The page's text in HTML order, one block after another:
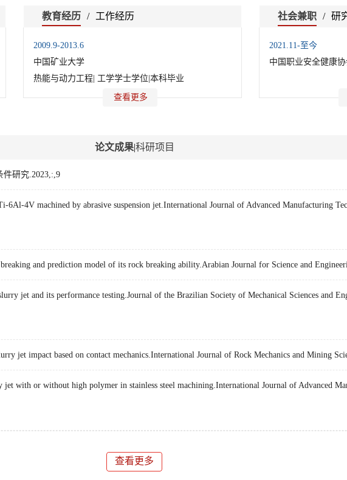
教育经历 / 工作经历
2009.9-2013.6
中国矿业大学
热能与动力工程| 工学学士学位|本科毕业
查看更多
社会兼职 / 研
2021.11-至今
中国职业安全健康
论文成果|科研项目
研究.2023,:,9
6Al-4V machined by abrasive suspension jet.International Journal of Advanced Manufacturing
and prediction model of its rock breaking ability.Arabian Journal for Science and
jet and its performance testing.Journal of the Brazilian Society of Mechanical Sciences and
jet impact based on contact mechanics.International Journal of Rock Mechanics and Mining
with or without high polymer in stainless steel machining.International Journal of Advanced
查看更多